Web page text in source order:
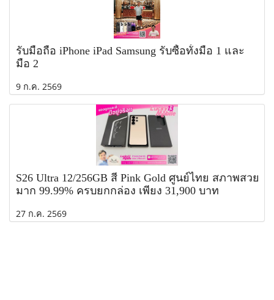
รับมือถือ iPhone iPad Samsung รับซื้อทั้งมือ 1 และ
มือ 2
9 ก.ค. 2569
S26 Ultra 12/256GB สี Pink Gold ศูนย์ไทย สภาพสวย
มาก 99.99% ครบยกกล่อง เพียง 31,900 บาท
27 ก.ค. 2569